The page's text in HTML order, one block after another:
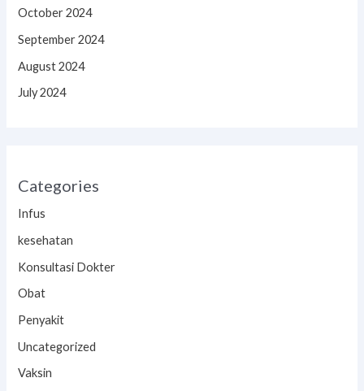
October 2024
September 2024
August 2024
July 2024
Categories
Infus
kesehatan
Konsultasi Dokter
Obat
Penyakit
Uncategorized
Vaksin